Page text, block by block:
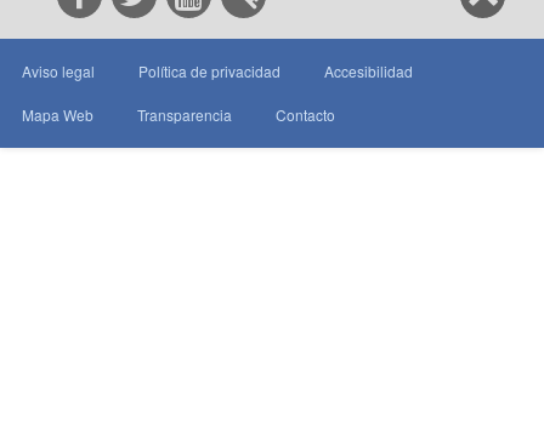
Aviso legal Política de privacidad Accesibilidad
Mapa Web Transparencia Contacto